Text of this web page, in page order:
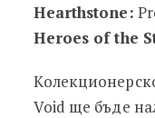
Hearthstone:
Heroes of the
Void ще бъде